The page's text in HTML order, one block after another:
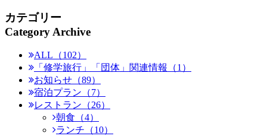
カテゴリー
Category Archive
ALL（102）
「修学旅行」「団体」関連情報（1）
お知らせ（89）
宿泊プラン（7）
レストラン（26）
朝食（4）
ランチ（10）